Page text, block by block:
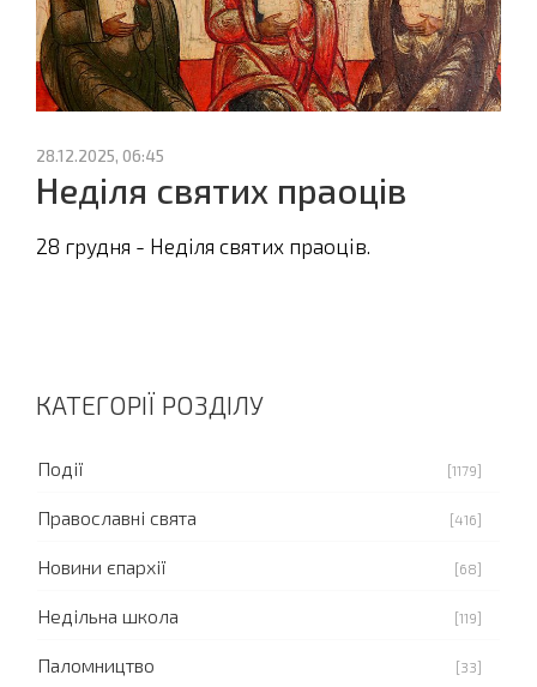
28.12.2025, 06:45
Неділя святих праоців
28 грудня - Неділя святих праоців.
КАТЕГОРІЇ РОЗДІЛУ
Події [1179]
Православні свята [416]
Новини єпархії [68]
Недільна школа [119]
Паломництво [33]